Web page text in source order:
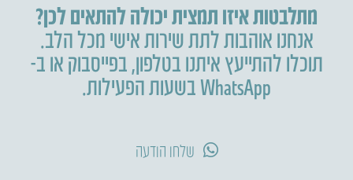
מתלבטות איזו תמצית יכולה להתאים לכן?
אנחנו אוהבות לתת שירות אישי מכל הלב.
תוכלו להתייעץ איתנו בטלפון,בפייסבוק או ב-
WhatsApp בשעות הפעילות.
שלחו הודעה